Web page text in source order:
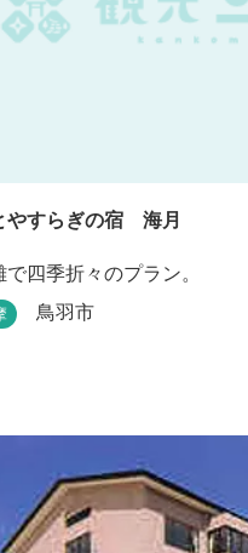
やすらぎの宿 海月
四季折々のプラン。
鳥羽市